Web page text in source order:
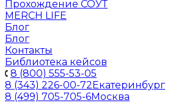
Прохождение СОУТ
MERCH LIFE
Блог
Блог
Контакты
Библиотека кейсов
8 (800) 555-53-05
8 (343) 226-00-72Екатеринбург
8 (499) 705-705-6Москва